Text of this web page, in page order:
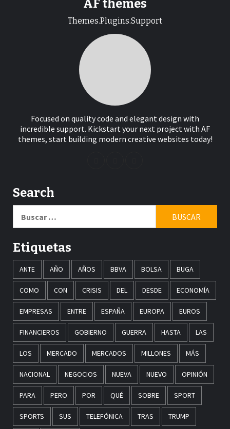
AF themes
Themes.Plugins.Support
Focused on quality code and elegant design with
incredible support. Kickstart your next project with AF
themes, start building modern creative websites today!
Search
Etiquetas
ANTE AÑO AÑOS BBVA BOLSA BUGA
COMO CON CRISIS DEL DESDE ECONOMÍA
EMPRESAS ENTRE ESPAÑA EUROPA EUROS
FINANCIEROS GOBIERNO GUERRA HASTA LAS
LOS MERCADO MERCADOS MILLONES MÁS
NACIONAL NEGOCIOS NUEVA NUEVO OPINIÓN
PARA PERO POR QUÉ SOBRE SPORT
SPORTS SUS TELEFÓNICA TRAS TRUMP